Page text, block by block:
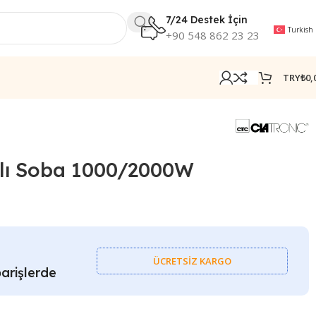
7/24 Destek İçin
+90 548 862 23 23 Turkish
TRY₺
Soba 1000/2000W
ÜCRETSİZ KARGO